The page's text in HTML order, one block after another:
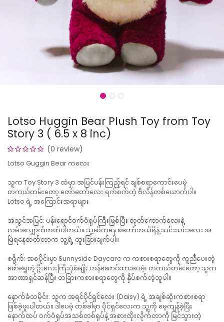
Lotso Huggin Bear Plush Toy from Toy
Story 3 ( 6.5 x 8 inc)
(0 review)
Lotso Guggin Bear ကလေး
သူက Toy Story 3 ထဲမှာ အပြင်ပန်းကြည့်ရင် ချစ်စရာကောင်းပေမဲ့
တကယ်တမ်းတော့ တော်တော်လေး ရက်စက်တဲ့ ဗီလိန်တစ်ယောက်ပါ။
​Lotso ရဲ့ အကြောင်းအရာများ
​အသွင်အပြင်: ပန်းရောင်ဝက်ဝံရုပ်ကြီးဖြစ်ပြီး တုတ်ကောက်လေးနဲ့
လမ်းလျှောက်တတ်ပါတယ်။ သူ့ဆီကနေ စတော်ဘယ်ရီနံ့ သင်းသင်းလေး အ
မြဲရနေတတ်တာက သူ့ရဲ့ ထူးခြားချက်ပါ။
​စရိုက်: အစပိုင်းမှာ Sunnyside Daycare က ကစားစရာတွေကို ကူညီပေးတဲ့
ဖော်ရွေတဲ့ ဦးလေးကြီးပုံစံမျိုး ဟန်ဆောင်ထားပေမဲ့၊ တကယ်တမ်းတော့ သူက
အာဏာရှင်ဆန်ပြီး တခြားကစားစရာတွေကို နှိပ်စက်တဲ့သူပါ။
​နောက်ခံသမိုင်း: သူက အရင်ပိုင်ရှင်လေး (Daisy) ရဲ့ အချစ်ဆုံးကစားစရာ
ဖြစ်ခဲ့ဖူးပါတယ်။ ဒါပေမဲ့ တစ်ခါမှာ ပိုင်ရှင်လေးက သူ့ကို မေ့ကျန်ခဲ့ပြီး
နောက်ထပ် ဝက်ဝံရုပ်အသစ်တစ်ရုပ်နဲ့ အစားထိုးလိုက်တာကို မြင်သွားတဲ့